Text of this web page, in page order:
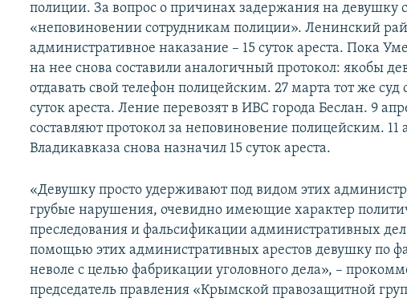
полиции. За вопрос о причинах задержания на девушку
«неповиновении сотрудникам полиции». Ленинский
административное наказание – 15 суток ареста. Пока
на нее снова составили аналогичный протокол: якобы
отдавать свой телефон полицейским. 27 марта тот же суд
суток ареста. Ление перевозят в ИВС города Беслан. 9
составляют протокол за неповиновение полицейским. 11
Владикавказа снова назначил 15 суток ареста.
«Девушку просто удерживают под видом этих
грубые нарушения, очевидно имеющие характер
преследования и фальсификации административных
помощью этих административных арестов девушку по
неволе с целью фабрикации уголовного дела», –
председатель правления «Крымской правозащитной